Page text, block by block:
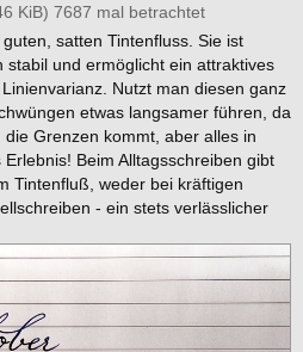
KiB) 7687 mal betrachtet
satten Tintenfluss. Sie ist
stabil und ermöglicht ein attraktives
Nutzt man diesen ganz
etwas langsamer führen, da
Grenzen kommt, aber alles in
Beim Alltagsschreiben gibt
Tintenfluß, weder bei kräftigen
- ein stets verlässlicher